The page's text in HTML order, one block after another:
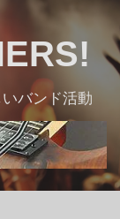
バンド活動